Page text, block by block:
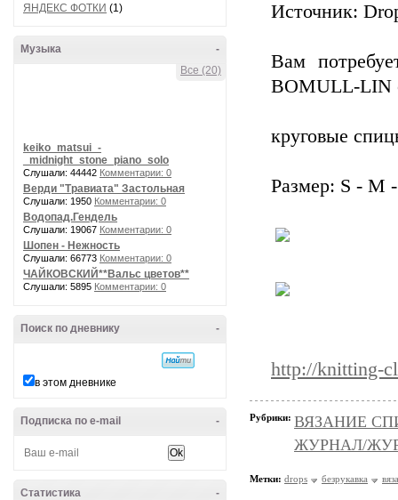
ЯНДЕКС ФОТКИ (1)
-
Музыка
Все (20)
keiko_matsui_-
_midnight_stone_piano_solo
Слушали: 44442 Комментарии: 0
Верди "Травиата" Застольная
Слушали: 1950 Комментарии: 0
Водопад.Гендель
Слушали: 19067 Комментарии: 0
Шопен - Нежность
Слушали: 66773 Комментарии: 0
ЧАЙКОВСКИЙ**Вальс цветов**
Слушали: 5895 Комментарии: 0
-
Поиск по дневнику
в этом дневнике
-
Подписка по e-mail
-
Статистика
Источник:
Вам
BOMULL-LIN
круговые
Размер: S -
http://knitting-
Рубрики: ВЯЗАНИЕ
ЖУРНАЛ/
Метки: drops безрукавка